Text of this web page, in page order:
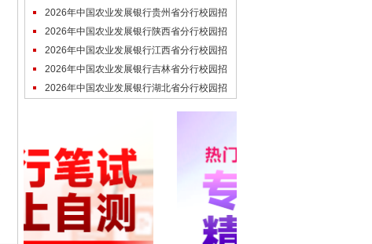
招聘线上笔试通知
2026年中国农业发展银行贵州省分行校园招
聘拟招录人员名单
2026年中国农业发展银行陕西省分行校园招
聘拟招录人员名单
2026年中国农业发展银行江西省分行校园招
聘拟招录人员名单
2026年中国农业发展银行吉林省分行校园招
聘拟招录人员名单
2026年中国农业发展银行湖北省分行校园招